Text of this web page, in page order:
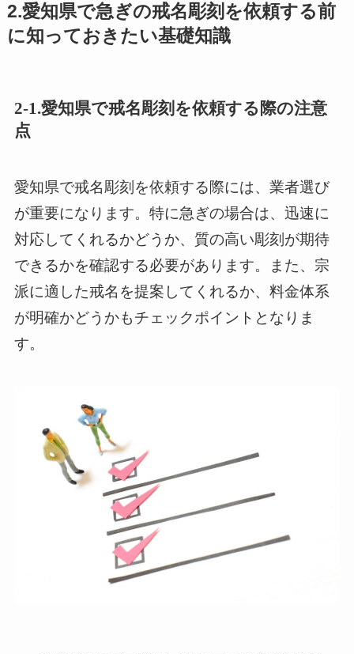
2.愛知県で急ぎの戒名彫刻を依頼する前
に知っておきたい基礎知識
2-1.愛知県で戒名彫刻を依頼する際の注意
点
愛知県で戒名彫刻を依頼する際には、業者選び
が重要になります。特に急ぎの場合は、迅速に
対応してくれるかどうか、質の高い彫刻が期待
できるかを確認する必要があります。また、宗
派に適した戒名を提案してくれるか、料金体系
が明確かどうかもチェックポイントとなりま
す。